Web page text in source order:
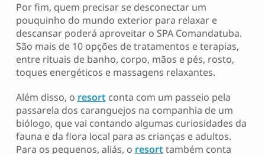
Por fim, quem precisar se desconectar um
pouquinho do mundo exterior para relaxar e
descansar poderá aproveitar o SPA Comandatuba.
São mais de 10 opções de tratamentos e terapias,
entre rituais de banho, corpo, mãos e pés, rosto,
toques energéticos e massagens relaxantes.
Além disso, o resort conta com um passeio pela
passarela dos caranguejos na companhia de um
biólogo, que vai contando algumas curiosidades da
fauna e da flora local para as crianças e adultos.
Para os pequenos, aliás, o resort também conta